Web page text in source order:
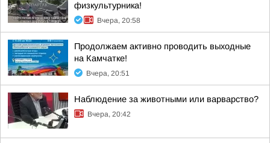
физкультурника!
Вчера, 20:58
Продолжаем активно проводить выходные
на Камчатке!
Вчера, 20:51
Наблюдение за животными или варварство?
Вчера, 20:42